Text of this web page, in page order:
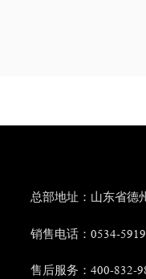
总部地址：山东省德
销售电话：0534-
售后服务：400-832-